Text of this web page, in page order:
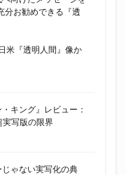
分お勧めできる『透
米『透明人間』像か
キング』レビュー：
写版の限界
ゃない実写化の典